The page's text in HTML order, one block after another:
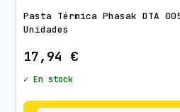
Pasta Térmica Phasak DTA
Unidades
17,94 €
✓ En stock